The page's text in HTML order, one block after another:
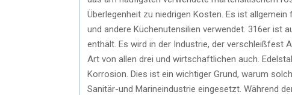
Überlegenheit zu niedrigen Kosten. Es ist
und andere Küchenutensilien verwendet. 316er ist
enthält. Es wird in der Industrie, der verschleißfest
Art von allen drei und wirtschaftlichen auch.
Korrosion. Dies ist ein wichtiger Grund, warum
Sanitär-und Marineindustrie eingesetzt. Während